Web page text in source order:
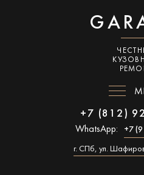
+7 (812)
WhatsApp: +7
г. СПб, ул.